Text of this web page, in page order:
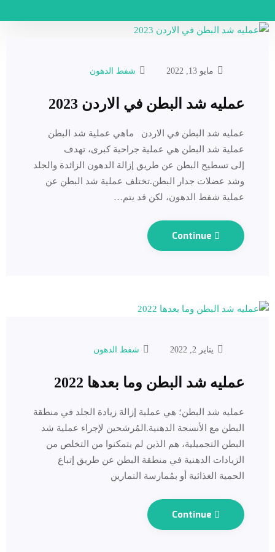
مايو 13, 2022 شفط الدهون
عمليه شد البطن في الاردن 2023
عمليه شد البطن في الاردن ماهي عملية شد البطن
عملية شد البطن هي عملية جراحية كبرى، تهدف
إلى تسطيح البطن عن طريق إزالة الدهون الزائدة والجلد
وشد عضلات جدار البطن.تختلف عملية شد البطن عن
عملية شفط الدهون، لكن قد يتم…
Continue
يناير 2, 2022 شفط الدهون
عمليه شد البطن وما بعدها 2022
عمليه شد البطن؛ هي عملية إزالة زيادة الجلد في منطقة
البطن مع الأنسجة الدهنية.المُرشحين لإجراء عملية شد
البطن التجميلية، هم الذين لم يتمكنوا من التخلص من
الزيادات الدهنية في منطقة البطن عن طريق إتباع
الحمية الغذائية أو بمُمارسة التمارين
Continue